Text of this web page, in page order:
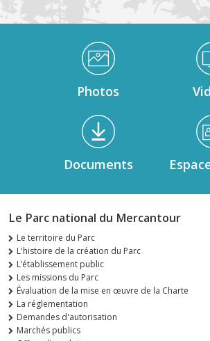
Médiathèque Footer
Photos
Documents
Le Parc national du Mercantour
Le territoire du Parc
L'histoire de la création du Parc
L’établissement public
Les missions du Parc
Évaluation de la mise en œuvre de la Charte
La réglementation
Demandes d'autorisation
Marchés publics